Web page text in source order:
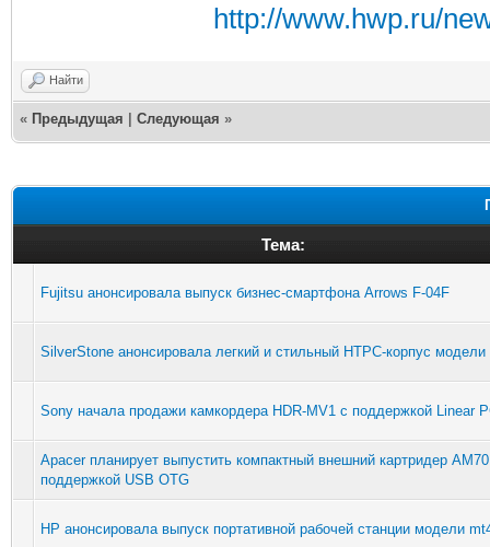
http://www.hwp.ru/
Найти
« Предыдущая Следующая »
Тема:
Fujitsu анонсировала выпуск бизнес-смартфона Arrows F-04F
SilverStone анонсировала легкий и стильный HTPC-корпус модели
Sony начала продажи камкордера HDR-MV1 с поддержкой Linear
Apacer планирует выпустить компактный внешний картридер
поддержкой USB OTG
HP анонсировала выпуск портативной рабочей станции модели